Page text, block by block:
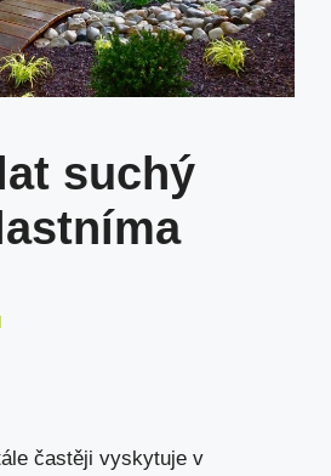
suchý
častěji vyskytuje v